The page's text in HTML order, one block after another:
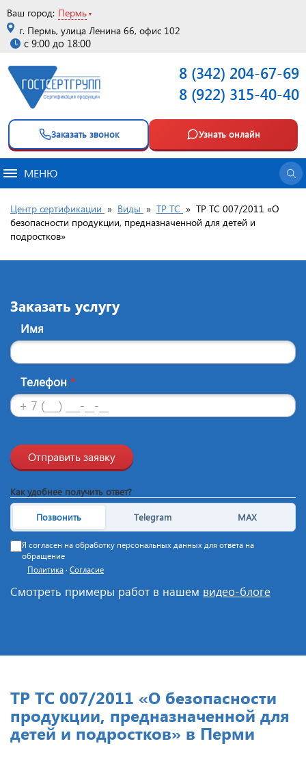
Ваш город: Пермь
г. Пермь, улица Ленина 66, офис 102
с 9:00 до 18:00
8 (342) 204-67-69
8 (922) 315-40-40
Заказать звонок Узнать онлайн
МЕНЮ
Центр сертификации » Виды » ТР ТС » ТР ТС 007/2011 «О
безопасности продукции, предназначенной для детей и
подростков»
Заказать услугу
Имя
Телефон *
Отправить заявку
Как удобнее получить ответ?
Позвонить Telegram MAX
Я согласен на обработку персональных данных для ответа на
обращение
Политика · Согласие
Смотреть примеры работ в нашем видео-блоге
ТР ТС 007/2011 «О безопасности
продукции, предназначенной для
детей и подростков» в Перми